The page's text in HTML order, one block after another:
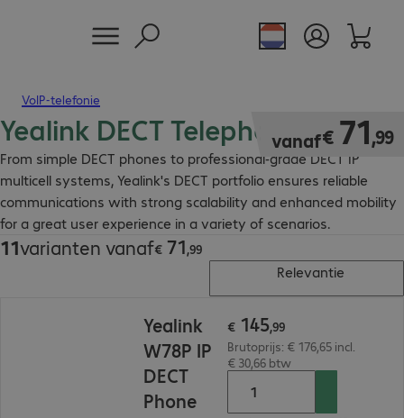
VoIP-telefonie
Yealink DECT Telephony
From simple DECT phones to professional-grade DECT IP
multicell systems, Yealink's DECT portfolio ensures reliable
communications with strong scalability and enhanced mobility
for a great user experience in a variety of scenarios.
vanaf€ 71,99
€ 71,99
11varianten vanaf€ 71,99
€ 71,99
Relevantie
Yealink
W78P IP
DECT
Phone
€ 145,99
Brutoprijs: € 176,65 incl.
€ 30,66 btw